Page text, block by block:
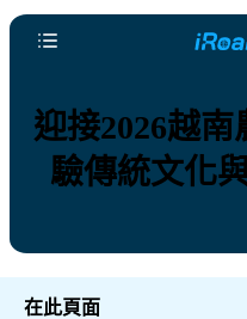
迎接2026越
驗傳統文化
在此頁面